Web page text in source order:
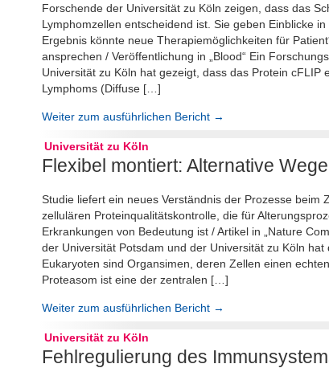
Forschende der Universität zu Köln zeigen, dass das
Lymphomzellen entscheidend ist. Sie geben Einblicke
Ergebnis könnte neue Therapiemöglichkeiten für
ansprechen / Veröffentlichung in „Blood“ Ein
Universität zu Köln hat gezeigt, dass das Protein
Lymphoms (Diffuse […]
Weiter zum ausführlichen Bericht →
Universität zu Köln
Flexibel montiert: Alternative
Studie liefert ein neues Verständnis der Prozesse
zellulären Proteinqualitätskontrolle, die für
Erkrankungen von Bedeutung ist / Artikel in „Nature
der Universität Potsdam und der Universität zu Köln
Eukaryoten sind Organsimen, deren Zellen einen
Proteasom ist eine der zentralen […]
Weiter zum ausführlichen Bericht →
Universität zu Köln
Fehlregulierung des